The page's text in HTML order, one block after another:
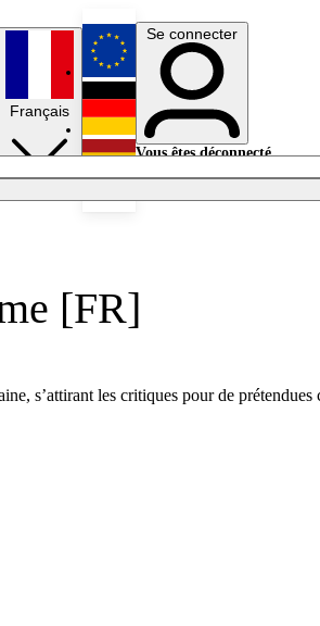
Français
English
Deutsch
Se connecter
Vous êtes déconnecté.
[FR]
s’attirant les critiques pour de prétendues